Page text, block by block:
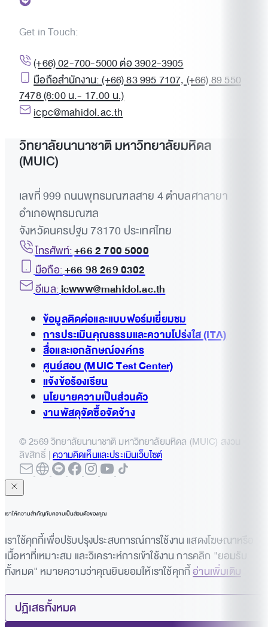
Get in Touch:
(+66) 02-700-5000 ต่อ 3902-3905
มือถือสำนักงาน: (+66) 83 995 7107, (+66) 89 550
7478 (8:00 น.- 17.00 น.)
icpc@mahidol.ac.th
วิทยาลัยนานาชาติ มหาวิทยาลัยมหิดล
(MUIC)
เลขที่ 999 ถนนพุทธมณฑลสาย 4 ตำบลศาลายา
อำเภอพุทธมณฑล
จังหวัดนครปฐม 73170 ประเทศไทย
โทรศัพท์:+66 2 700 5000
มือถือ:+66 98 269 0302
อีเมล:icwww@mahidol.ac.th
ข้อมูลติดต่อและแบบฟอร์มเยี่ยมชม
การประเมินคุณธรรมและความโปร่งใส (ITA)
สื่อและเอกลักษณ์องค์กร
ศูนย์สอบ (MUIC Test Center)
แจ้งข้อร้องเรียน
นโยบายความเป็นส่วนตัว
งานพัสดุจัดซื้อจัดจ้าง
© 2569 วิทยาลัยนานาชาติ มหาวิทยาลัยมหิดล (MUIC) สงวน
ลิขสิทธิ์ |ความคิดเห็นและประเมินเว็บไซต์
เราให้ความสำคัญกับความเป็นส่วนตัวของคุณ
เราใช้คุกกี้เพื่อปรับปรุงประสบการณ์การใช้งาน แสดงโฆษณาหรือ
เนื้อหาที่เหมาะสม และวิเคราะห์การเข้าใช้งาน การคลิก "ยอมรับ
ทั้งหมด" หมายความว่าคุณยินยอมให้เราใช้คุกกี้อ่านเพิ่มเติม
ปฏิเสธทั้งหมด